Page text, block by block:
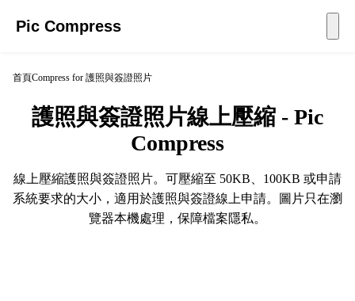
Pic Compress
首頁Compress for 護照與簽證照片
護照與簽證照片線上壓縮 - Pic
Compress
線上壓縮護照與簽證照片。可壓縮至 50KB、100KB 或申請
系統要求的大小，適用於護照與簽證線上申請。圖片只在瀏
覽器本機處理，保障檔案隱私。